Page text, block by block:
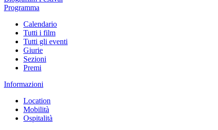
Programma
Calendario
Tutti i film
Tutti gli eventi
Giurie
Sezioni
Premi
Informazioni
Location
Mobilità
Ospitalità